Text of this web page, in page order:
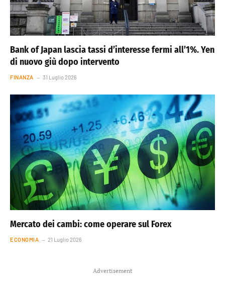
Bank of Japan lascia tassi d’interesse fermi all’1%. Yen
di nuovo giù dopo intervento
FINANZA 31 Luglio 2026
Mercato dei cambi: come operare sul Forex
ECONOMIA 21 Luglio 2026
Advertisement